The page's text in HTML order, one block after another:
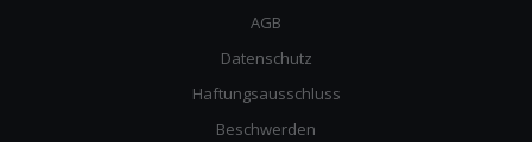
AGB
Datenschutz
Haftungsausschluss
Beschwerden